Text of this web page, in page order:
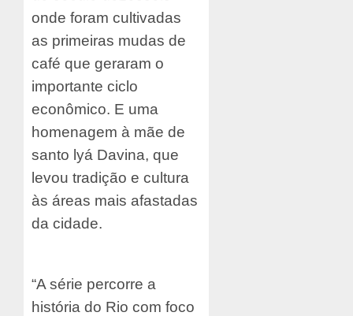
onde foram cultivadas
as primeiras mudas de
café que geraram o
importante ciclo
econômico. E uma
homenagem à mãe de
santo lyá Davina, que
levou tradição e cultura
às áreas mais afastadas
da cidade.
“A série percorre a
história do Rio com foco